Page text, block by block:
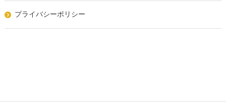
プライバシーポリシー